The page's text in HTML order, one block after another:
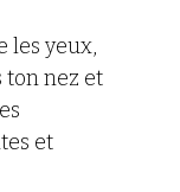
ton nez et
et